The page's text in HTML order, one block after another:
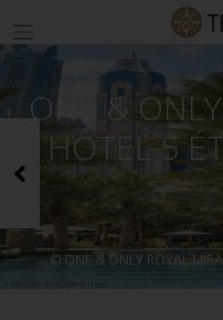
ONE &
HÔTEL 5
© ONE & ONLY ROYAL
Précédent